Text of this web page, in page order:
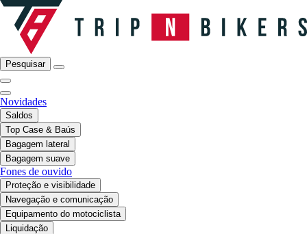
Pesquisar
Novidades
Saldos
Top Case & Baús
Bagagem lateral
Bagagem suave
Fones de ouvido
Proteção e visibilidade
Navegação e comunicação
Equipamento do motociclista
Liquidação